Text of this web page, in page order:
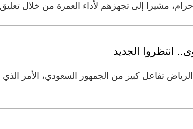
مشيرا إلى تجهزهم لأداء العمرة من خلال تعليق
انتظروا الجديد
تفاعل كبير من الجمهور السعودي، الأمر الذي